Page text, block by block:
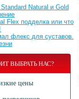
Natural и Gold
Flex подделка или что
флекс для суставов.
ВЫБРАТЬ НАС?
цены